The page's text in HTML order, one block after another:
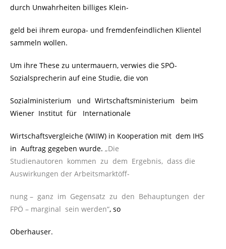
durch Unwahrheiten billiges Klein-
geld bei ihrem europa- und fremdenfeindlichen Klientel
sammeln wollen.
Um ihre These zu untermauern, verwies die SPÖ-
Sozialsprecherin auf eine Studie, die von
Sozialministerium und Wirtschaftsministerium beim
Wiener Institut für Internationale
Wirtschaftsvergleiche (WIIW) in Kooperation mit dem IHS
in Auftrag gegeben wurde. „Die
Studienautoren kommen zu dem Ergebnis, dass die
Auswirkungen der Arbeitsmarktöff-
nung – ganz im Gegensatz zu den Behauptungen der
FPÖ – marginal sein werden“, so
Oberhauser.